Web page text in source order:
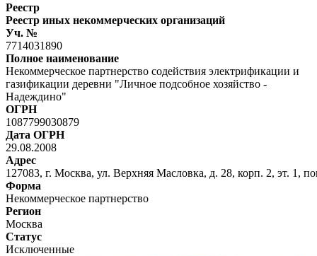
Реестр
Реестр иных некоммерческих организаций
Уч. №
7714031890
Полное наименование
Некоммерческое партнерство содействия электрификации и
газификации деревни "Личное подсобное хозяйство -
Надеждино"
ОГРН
1087799030879
Дата ОГРН
29.08.2008
Адрес
127083, г. Москва, ул. Верхняя Масловка, д. 28, корп. 2, эт. 1,
Форма
Некоммерческое партнерство
Регион
Москва
Статус
Исключенные